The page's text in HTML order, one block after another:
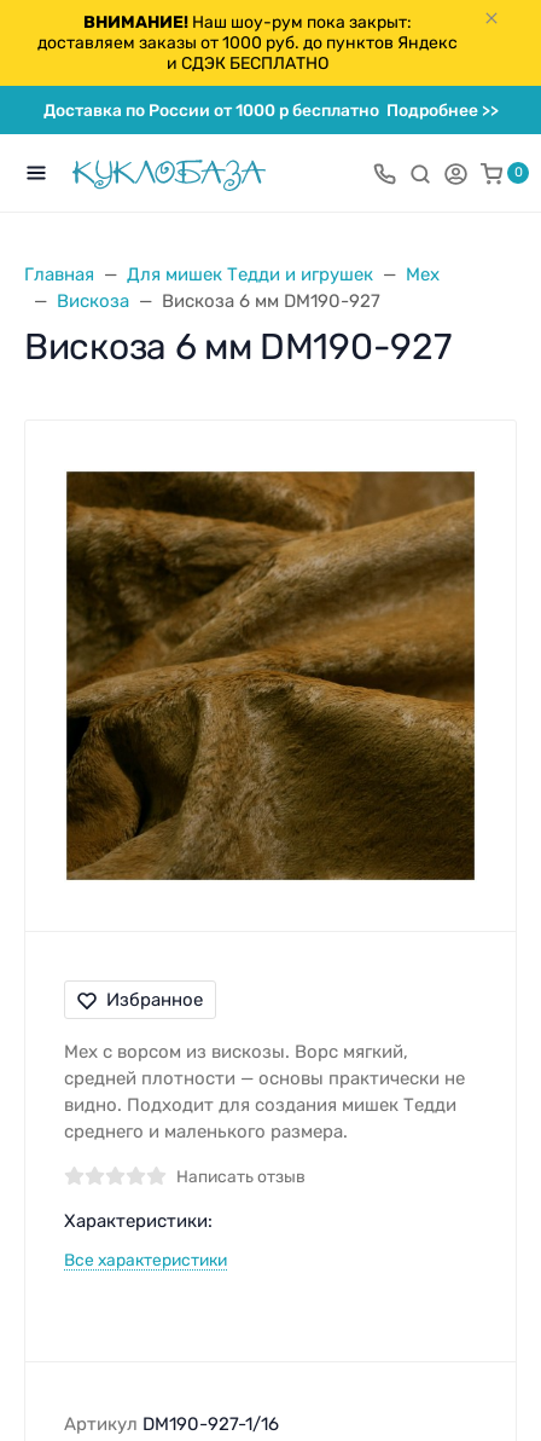
ВНИМАНИЕ!Наш шоу-рум пока закрыт:
доставляем заказы от 1000 руб. до пунктов Яндекс
и СДЭК БЕСПЛАТНО
Доставка по России от 1000 р бесплатноПодробнее >>
0
Главная Для мишек Тедди и игрушек
Мех
Вискоза
Вискоза 6 мм DM190-927
Вискоза 6 мм DM190-927
Избранное
Мех с ворсом из вискозы. Ворс мягкий,
средней плотности — основы практически не
видно. Подходит для создания мишек Тедди
среднего и маленького размера.
Написать отзыв
Характеристики:
Все характеристики
Артикул DM190-927-1/16